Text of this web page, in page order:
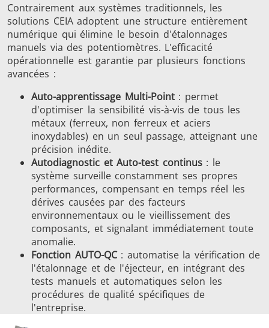
Contrairement aux systèmes traditionnels, les
solutions CEIA adoptent une structure entièrement
numérique qui élimine le besoin d'étalonnages
manuels via des potentiomètres. L'efficacité
opérationnelle est garantie par plusieurs fonctions
avancées :
Auto-apprentissage Multi-Point: permet
d'optimiser la sensibilité vis-à-vis de tous les
métaux (ferreux, non ferreux et aciers
inoxydables) en un seul passage, atteignant une
précision inédite.
Autodiagnostic et Auto-test continus: le
système surveille constamment ses propres
performances, compensant en temps réel les
dérives causées par des facteurs
environnementaux ou le vieillissement des
composants, et signalant immédiatement toute
anomalie.
Fonction AUTO-QC: automatise la vérification de
l'étalonnage et de l'éjecteur, en intégrant des
tests manuels et automatiques selon les
procédures de qualité spécifiques de
l'entreprise.